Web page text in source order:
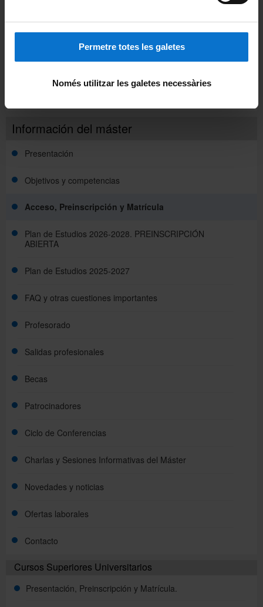
Permetre totes les galetes
Només utilitzar les galetes necessàries
Información del máster
Presentación
Objetivos y competencias
Acceso, Preinscripción y Matrícula
Plan de Estudios 2026-2028. PREINSCRIPCIÓN
ABIERTA
Plan de Estudios 2025-2027
FAQ y otras cuestiones importantes
Profesorado
Salidas profesionales
Becas
Patrocinadores
Ciclo de Conferencias
Charlas y Sesiones Informativas del Máster
Novedades y noticias
Ofertas laborales
Contacto
Cursos Superiores Universitarios
Presentación, Preinscripción y Matrícula.
Cursos Superiores Universitarios, 14 de mayo de 2025
Novedad MHGM | Fri Apr 25 02:00:00 CEST 2025
GREENHOOD